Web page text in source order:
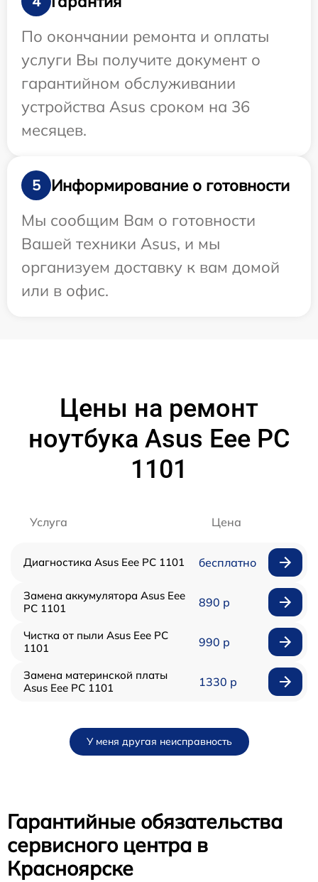
По окончании ремонта и оплаты
услуги Вы получите документ о
гарантийном обслуживании
устройства Asus сроком на 36
месяцев.
5
Информирование о готовности
Мы сообщим Вам о готовности
Вашей техники Asus, и мы
организуем доставку к вам домой
или в офис.
Цены на ремонт
ноутбука Asus Eee PC
1101
Услуга Цена
Диагностика Asus Eee PC 1101 бесплатно
Замена аккумулятора Asus Eee
PC 1101
890 р
Чистка от пыли Asus Eee PC
1101
990 р
Замена материнской платы
Asus Eee PC 1101
1330 р
У меня другая неисправность
Гарантийные обязательства
сервисного центра в
Красноярске